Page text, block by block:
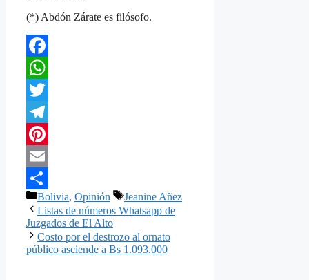
(*) Abdón Zárate es filósofo.
Facebook
WhatsApp
Twitter
Telegram
Pinterest
Email
Compartir
Categorías
Bolivia, Opinión Etiquetas
Jeanine Añez
Listas de números Whatsapp de
Juzgados de El Alto
Costo por el destrozo al ornato
público asciende a Bs 1.093.000